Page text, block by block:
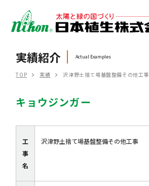
MENU
実績紹介 Actual Examples
TOP 実績 沢津野土捨て場基盤整備その他工事
キョウジンガー
工
事
名
沢津野土捨て場基盤整備その他工事